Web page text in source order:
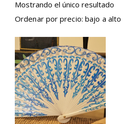
Mostrando el único resultado